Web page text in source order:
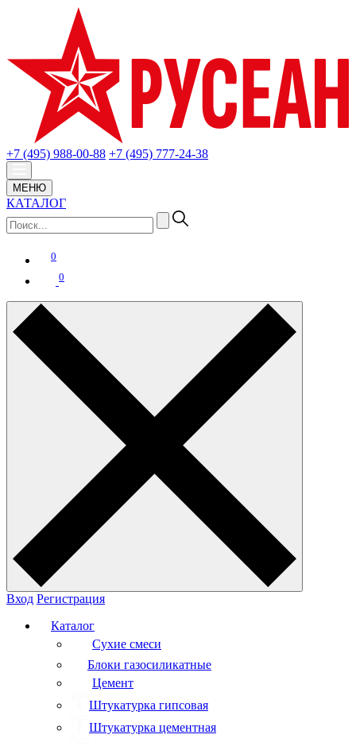
+7 (495) 988-00-88 +7 (495) 777-24-38
МЕНЮ
КАТАЛОГ
0
0
Вход Регистрация
Каталог
Сухие смеси
Блоки газосиликатные
Цемент
Штукатурка гипсовая
Штукатурка цементная